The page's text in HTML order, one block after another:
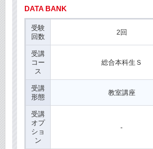
DATA BANK
受験
回数
2回
受講
コー
ス
総合本科生Ｓ
受講
形態
教室講座
受講
オプ
ショ
ン
-